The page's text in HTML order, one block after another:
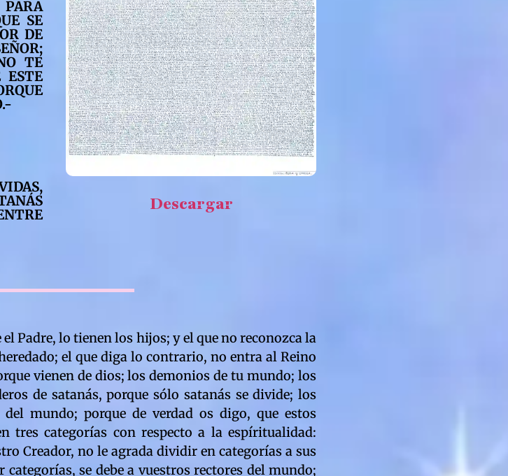
SE
DE
TE
ESTE
Descargar
el Padre no se contradice; los demonios explotadores, también pidieron conocer un mundo Tierra; un mundo de la luz; porque el libre albedrío es eterno; el espíritu continúa cumpliendo destinos; la creación no se detiene; todo destino y sus consecuencias para la criatura, las conoce el Padre; y se las reserva; cuando los hijos se lo piden; cuando piden ser probados en una vida que desconocen; porque no sabiendo su propio futuro, mayor mérito tiene la prueba de la vida; gana en cualidad y calidad; más, todo se pierde cuando una exsistencia es dividida; nada dividido entra al Reino de los Cielos; todo el universo en su libre albedrío, tiende a la unificación; a un mayor entendimiento entre materia y espíritu; los ciegos del mundo, si se hubiesen preocupado del estudio profundo de mis escrituras, habrían evitado vuestra tragedia; y todo estaba en una simple parábola: Sólo satanás se divide así mismo; y como dios, se os enseñó, está en todas partes, quiere decir que la materia y el espíritu se dividen porque ambas son probadas; lo que le sucede a la una, repercute en la otra; el espíritu y la materia son una misma cosa; salidos de un sólo dios nomás; y en virtud de sus libres albedríos, se manifiestan en infinitas formas; que jamás tendrán fin; materia y espíritu hacen alianzas vivientes que se cumplen en infinitos y lejanos mundos; todo planeta nace microscópico; porque el mandato celestial es para la materia y el espíritu: Hay que ser chiquitito y humilde, para ser grande en el Reino de los Cielos; lo que vosotros reclamáis como derechos en lo espíritual, lo posee también la materia; porque nadie es menos ante el Padre; ni la materia ni el espíritu; la ley del juicio final, salió de los mismos elementos de la naturaleza; salió del mismo lugar en donde fuísteis creados; y de verdad os digo, que todos presenciásteis vuestro juicio antes que os envolviera el olvido de vuestro pasado; todo olvido respecto del orígen, lo pedísteis vosotros mismos; y se os concedió; nadie es forzado a probar sistemas de vida; todo se pide por libre albedrío; con conocimiento de causa y entendimiento; vuestra partida a los mundos, se hace en medio de una alegría inaudita; porque la filosofía permanente en el Reino de los Cielos, es la alegría; porque allí no se conoce el mal en ninguna forma imaginada; ni nada que marchite esa alegría; la filosofía de los Reinos de los Cielos, es la misma por la que luchan los humildes y explotados del mundo; allí reina el comunismo celestial con filosofía de niño; vuestro comunismo tiene una cualidad y calidad, que es característica de las filosofías que principian; es una luz que emerge de las tinieblas; las tinieblas en vuestro mundo, son las inmoralidades salidas de vuestro sistema de vida; el comunismo también es probado por el Padre como son probados todos en sus pensares; las leyes espírituales no se transan; como vosotros transáis vuestras filosofías y con ello los derechos del pueblo; porque lo del Padre es inmutable y lo de vosotros relativo; el Creador de vuestros espíritus no se contradice jamás; no anula jamás lo creado; vosotros os anuláis porque no cumplísteis lo prometido al Padre; y no cumplísteis con las escrituras; y llevásteis una vez más, al mundo a su tragedia; en el pasado, todo rey, todo emperador hizo igual con esos rebaños; no ha habido ninguno que haya salvado a una criatura siquiera; a todas las condenaron; porque no impusieron leyes de amor; sino, que de fuerza; y de verdad os digo, que esos demonios sedientos de poder, maldicen aún, el haber sido reyes ó emperadores; nadie los obligó; pidieron e insistieron ser cabeza de rebaños; sin tener la evolución necesaria; se les hizo ver el error; más, insistieron; querían arriesgarse a vivir la experiencia; de verdad os digo, que en el Reino nada se niega; porque no exsisten los intereses; ni nada de lo que a vosotros os divide; vosotros conocéis vuestra falsa historia; y no es menos cierto, que todo rey se convertía en tirano; y conspiraba contra el mismo pueblo; aún quedan en este mundo, conspiradores; que se escudan tras las instituciones; son falsos por dentro